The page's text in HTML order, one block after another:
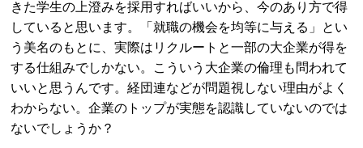
きた学生の上澄みを採用すればいいから、今のあり方で得
していると思います。「就職の機会を均等に与える」とい
う美名のもとに、実際はリクルートと一部の大企業が得を
する仕組みでしかない。こういう大企業の倫理も問われて
いいと思うんです。経団連などが問題視しない理由がよく
わからない。企業のトップが実態を認識していないのでは
ないでしょうか？